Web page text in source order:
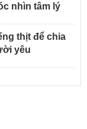
nhìn tâm lý
thịt để chia
yêu